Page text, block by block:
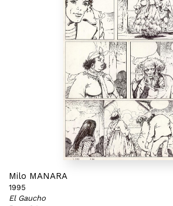
Milo MANARA
1995
El Gaucho